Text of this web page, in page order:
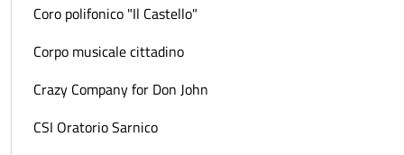
Coro polifonico "Il Castello"
Corpo musicale cittadino
Crazy Company for Don John
CSI Oratorio Sarnico